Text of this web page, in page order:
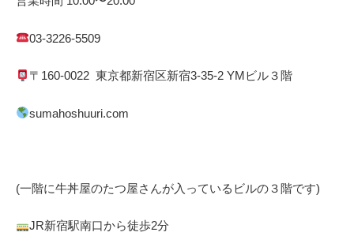
03-3226-5509
〒 160-0022 東京都新宿区新宿3-35-2 YMビル３階
sumahoshuuri.com
(一階に牛丼屋のたつ屋さんが入っているビルの３階です)
JR新宿駅南口から徒歩2分